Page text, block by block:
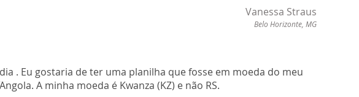
Vanessa Straus
Belo Horizonte, MG
. Eu gostaria de ter uma planilha que fosse em moeda do meu
A minha moeda é Kwanza (KZ) e não RS.